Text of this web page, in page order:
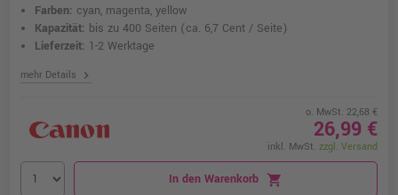
Farben: cyan, magenta, yellow
Kapazität: bis zu 400 Seiten (ca. 6,7 Cent / Seite)
Lieferzeit: 1-2 Werktage
mehr Details chevron_right
o. MwSt. 22,68 €
26,99 €
inkl. MwSt. zzgl. Versand
In den Warenkorb shopping_cart